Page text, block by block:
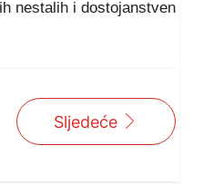
nestalih i dostojanstven
Sljedeće